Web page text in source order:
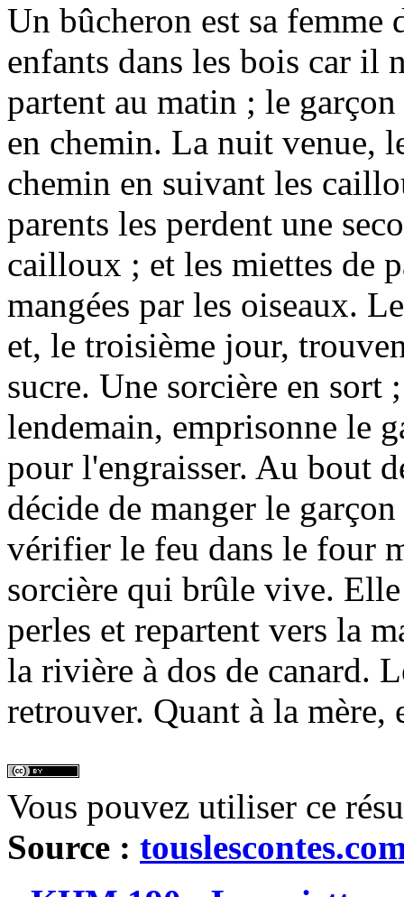
Un bûcheron est sa femme
enfants dans les bois car il
partent au matin ; le
en chemin. La nuit venue,
chemin en suivant les
parents les perdent une
cailloux ; et les miettes de
mangées par les oiseaux.
et, le troisième jour,
sucre. Une sorcière en sort
lendemain, emprisonne le
pour l'engraisser. Au bout
décide de manger le
vérifier le feu dans le four
sorcière qui brûle vive.
perles et repartent vers la
la rivière à dos de canard.
retrouver. Quant à la mère,
Vous pouvez utiliser ce
Source :